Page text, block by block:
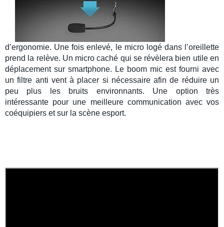
d’ergonomie. Une fois enlevé, le micro logé dans l’oreillette
prend la relève. Un micro caché qui se révèlera bien utile en
déplacement sur smartphone. Le boom mic est fourni avec
unfiltre anti ventà placer si nécessaire afin de réduire un
peu plus les bruits environnants. Une option très
intéressante pour une meilleure communication avec vos
coéquipiers et sur la scène esport.